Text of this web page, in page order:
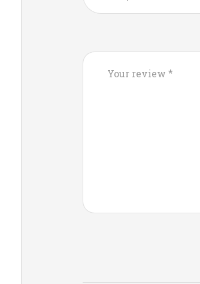
Your review *